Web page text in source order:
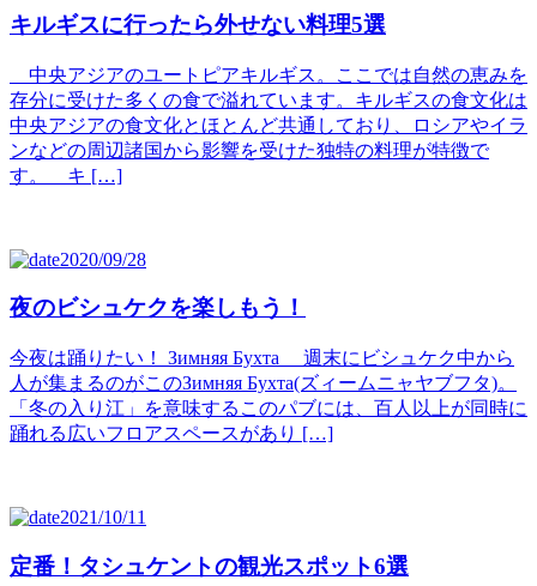
キルギスに行ったら外せない料理5選
中央アジアのユートピアキルギス。ここでは自然の恵みを
存分に受けた多くの食で溢れています。キルギスの食文化は
中央アジアの食文化とほとんど共通しており、ロシアやイラ
ンなどの周辺諸国から影響を受けた独特の料理が特徴で
す。 キ […]
2020/09/28
夜のビシュケクを楽しもう！
今夜は踊りたい！ Зимняя Бухта 週末にビシュケク中から
人が集まるのがこのЗимняя Бухта(ズィームニャヤブフタ)。
「冬の入り江」を意味するこのパブには、百人以上が同時に
踊れる広いフロアスペースがあり […]
2021/10/11
定番！タシュケントの観光スポット6選